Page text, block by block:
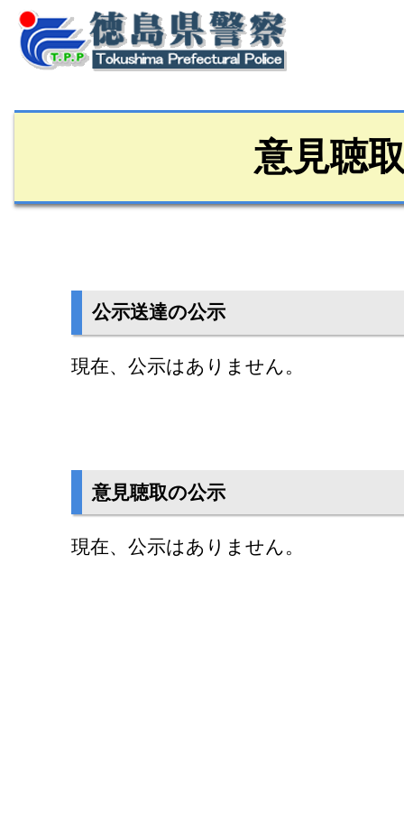
意見聴
公示送達の公示
現在、公示はありません。
意見聴取の公示
現在、公示はありません。